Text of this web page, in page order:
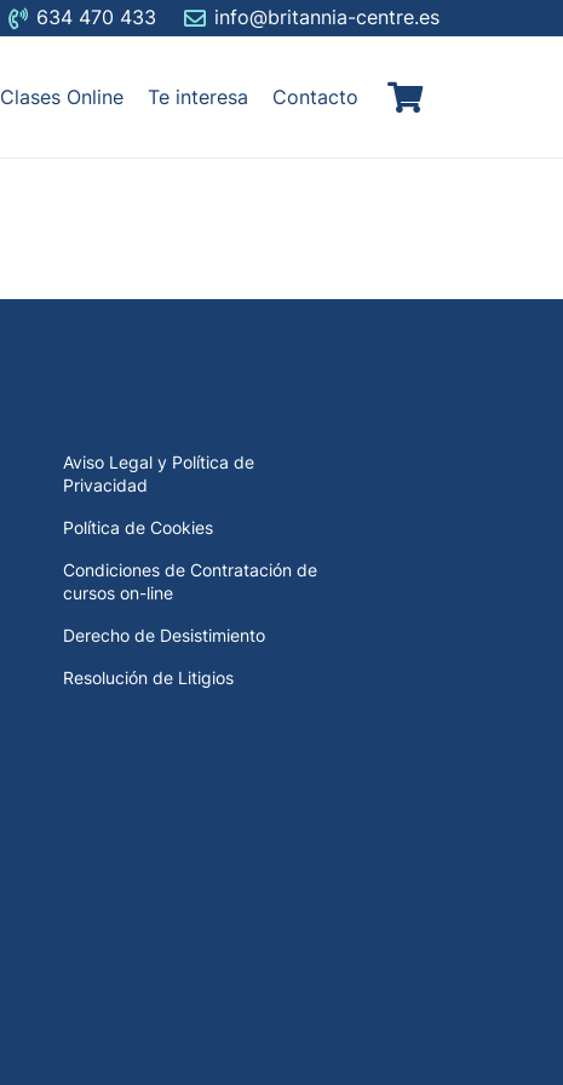
634 470 433 info@britannia-centre.es
Clases Online Te interesa Contacto
Aviso Legal y Política de
Privacidad
Política de Cookies
Condiciones de Contratación de
cursos on-line
Derecho de Desistimiento
Resolución de Litigios